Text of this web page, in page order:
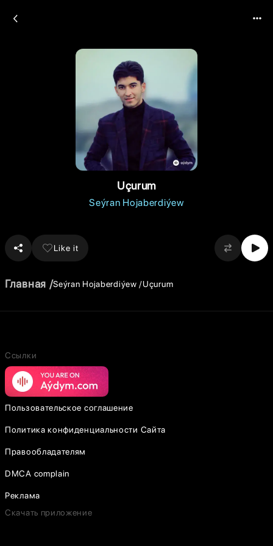
Uçurum
Seýran Hojaberdiýew
Like it
Главная Seýran Hojaberdiýew Uçurum
Ссылки
Пользовательское соглашение
Политика конфиденциальности Сайта
Правообладателям
DMCA complain
Реклама
Скачать приложение